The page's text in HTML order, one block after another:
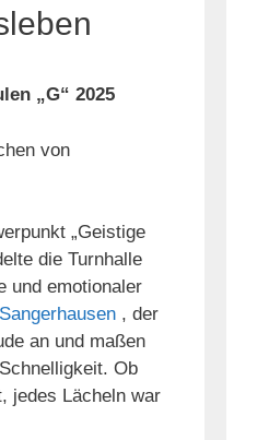
„G“ 2025
von
„Geistige
die Turnhalle
und emotionaler
, der
an und maßen
Ob
jedes Lächeln war